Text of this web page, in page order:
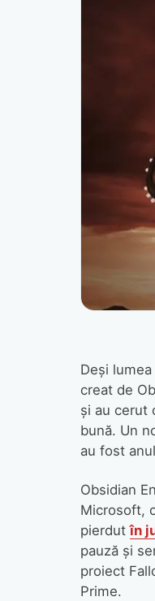
Deși
creat de
și au cerut
bună. Un
au fost
Obsidian
Microsoft,
pierdutîn
pauză și
proiect
Prime.